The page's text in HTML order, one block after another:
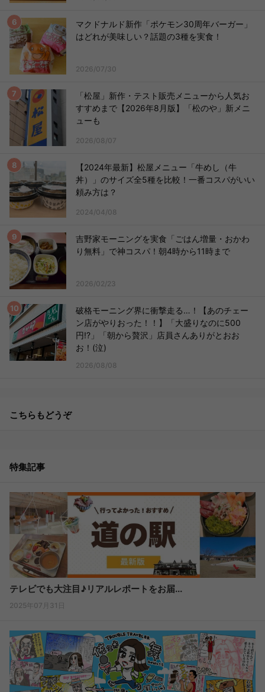
マクドナルド新作「ポケモン30周年バーガー」
はどれが美味しい？話題の3種を実食！
2026/07/30
「松屋」新作・テスト販売メニューから人気お
すすめまで【2026年8月版】「松のや」新メニ
ューも
2026/08/07
【2024年最新】松屋メニュー「牛めし（牛
丼）」のサイズ全5種を比較！一番コスパがいい
頼み方は？
2024/04/08
吉野家モーニングを実食「ごはん増量・おかわ
り無料」で神コスパ！朝4時から11時まで
2026/02/23
破格モーニング界に衝撃走る…！【あのチェー
ン店がやりおった！！】「大盛りなのに500
円!?」「朝から贅沢」店員さんありがとおお
お！(泣)
2026/08/08
こちらもどうぞ
特集記事
テレビでも大注目♪リアルレポートをお届...
2025年07月31日